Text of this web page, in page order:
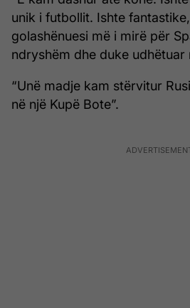
unik i futbollit. Ishte
golashënuesi më i mirë për
ndryshëm dhe duke udhëtuar
“Unë madje kam stërvitur
në një Kupë Bote”.